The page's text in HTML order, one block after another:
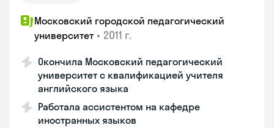
Московский городской педагогический
университет • 2011 г.
Окончила Московский педагогический
университет с квалификацией учителя
английского языка
Работала ассистентом на кафедре
иностранных языков